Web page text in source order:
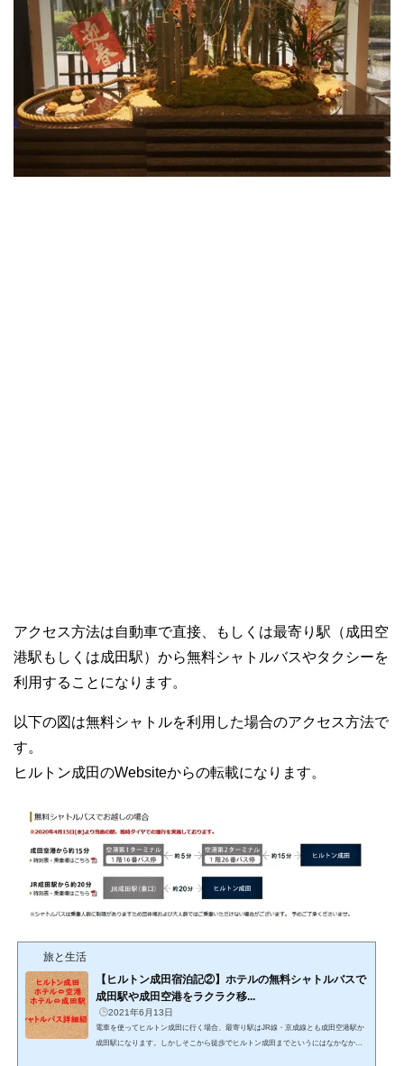
アクセス方法は自動車で直接、もしくは最寄り駅（成田空
港駅もしくは成田駅）から無料シャトルバスやタクシーを
利用することになります。
以下の図は無料シャトルを利用した場合のアクセス方法で
す。
ヒルトン成田のWebsiteからの転載になります。
旅と生活
【ヒルトン成田宿泊記②】ホテルの無料シャトルバスで
成田駅や成田空港をラクラク移...
2021年6月13日
電車を使ってヒルトン成田に行く場合、最寄り駅はJR線・京成線とも成田空港駅か
成田駅になります。しかしそこから徒歩でヒルトン成田までというにはなかなか距